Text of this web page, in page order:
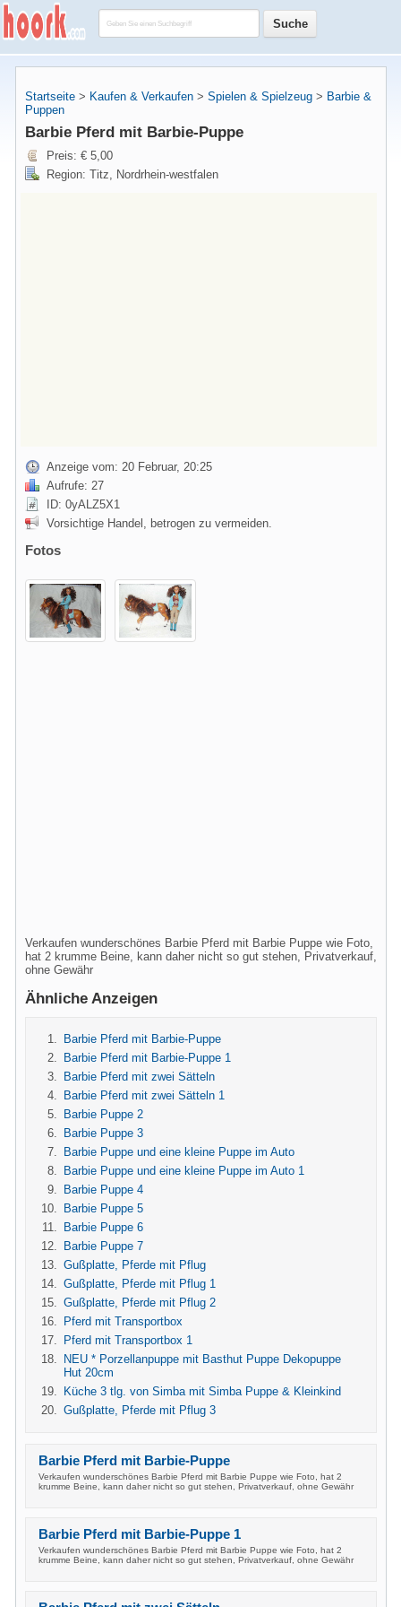
Startseite > Kaufen & Verkaufen > Spielen & Spielzeug > Barbie &
Puppen
Barbie Pferd mit Barbie-Puppe
Preis: € 5,00
Region: Titz, Nordrhein-westfalen
Anzeige vom: 20 Februar, 20:25
Aufrufe: 27
ID: 0yALZ5X1
Vorsichtige Handel, betrogen zu vermeiden.
Fotos
Verkaufen wunderschönes Barbie Pferd mit Barbie Puppe wie Foto,
hat 2 krumme Beine, kann daher nicht so gut stehen, Privatverkauf,
ohne Gewähr
Ähnliche Anzeigen
Barbie Pferd mit Barbie-Puppe
Barbie Pferd mit Barbie-Puppe 1
Barbie Pferd mit zwei Sätteln
Barbie Pferd mit zwei Sätteln 1
Barbie Puppe 2
Barbie Puppe 3
Barbie Puppe und eine kleine Puppe im Auto
Barbie Puppe und eine kleine Puppe im Auto 1
Barbie Puppe 4
Barbie Puppe 5
Barbie Puppe 6
Barbie Puppe 7
Gußplatte, Pferde mit Pflug
Gußplatte, Pferde mit Pflug 1
Gußplatte, Pferde mit Pflug 2
Pferd mit Transportbox
Pferd mit Transportbox 1
NEU * Porzellanpuppe mit Basthut Puppe Dekopuppe
Hut 20cm
Küche 3 tlg. von Simba mit Simba Puppe & Kleinkind
Gußplatte, Pferde mit Pflug 3
Barbie Pferd mit Barbie-Puppe
Verkaufen wunderschönes Barbie Pferd mit Barbie Puppe wie Foto, hat 2
krumme Beine, kann daher nicht so gut stehen, Privatverkauf, ohne Gewähr
Barbie Pferd mit Barbie-Puppe 1
Verkaufen wunderschönes Barbie Pferd mit Barbie Puppe wie Foto, hat 2
krumme Beine, kann daher nicht so gut stehen, Privatverkauf, ohne Gewähr